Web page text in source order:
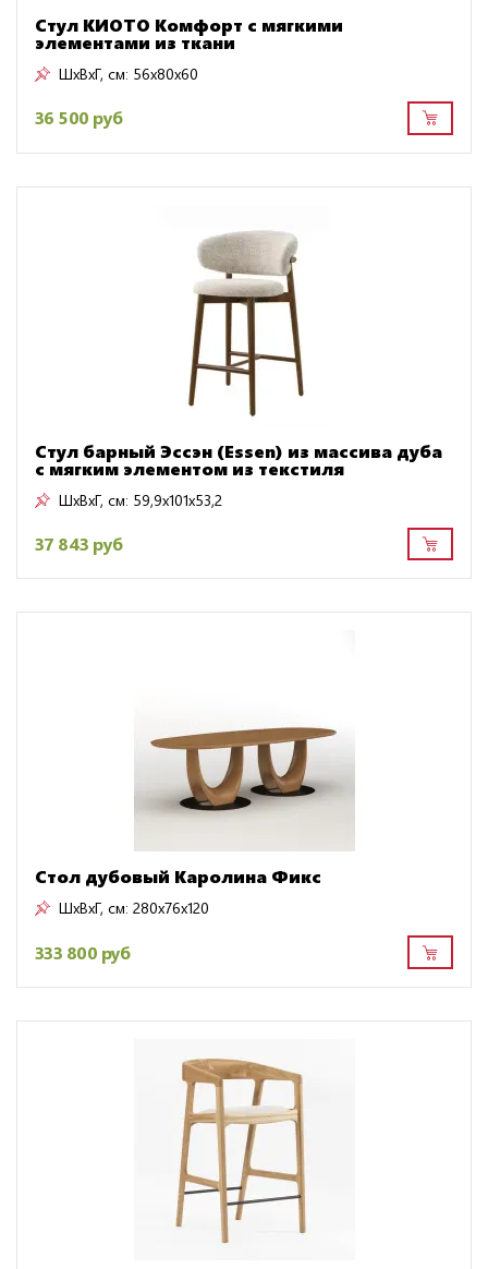
Стул КИОТО Комфорт с мягкими
элементами из ткани
ШxВxГ, см: 56x80x60
36 500 руб
Стул барный Эссэн (Essen) из массива дуба
с мягким элементом из текстиля
ШxВxГ, см: 59,9x101x53,2
37 843 руб
Стол дубовый Каролина Фикс
ШxВxГ, см: 280x76x120
333 800 руб